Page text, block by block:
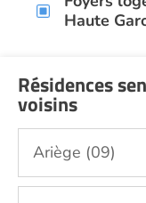
Haute
Résidences
voisins
Ariège (09)